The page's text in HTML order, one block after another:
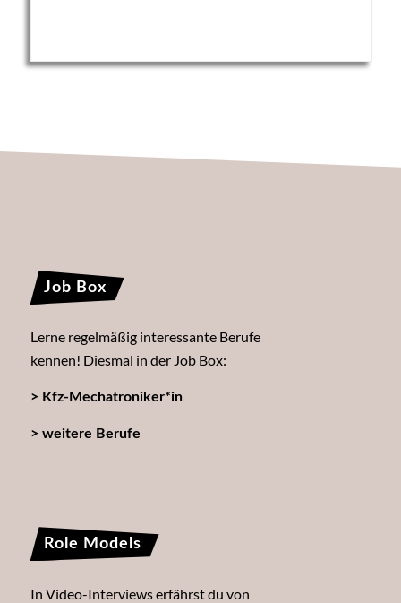
Job Box
Lerne regelmäßig interessante Berufe
kennen! Diesmal in der Job Box:
> Kfz-Mechatroniker*in
> weitere Berufe
Role Models
In Video-Interviews erfährst du von